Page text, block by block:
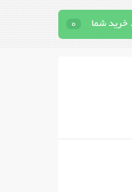
خرید شما 0